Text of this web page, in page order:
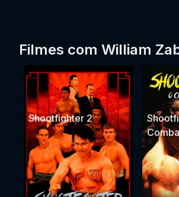
Filmes com William
Shootfighter 2